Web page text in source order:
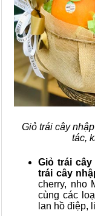
Giỏ trái cây
tác,
Giỏ trái
trái cây
cherry, nho
cùng các
lan hồ điệp,